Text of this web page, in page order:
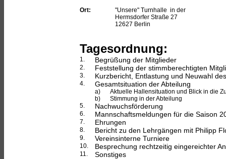
Ort:
"Unsere" Turnhalle in der
Hermsdorfer Straße 27
12627 Berlin
Tagesordnung:
1. Begrüßung der Mitglieder
2. Feststellung der stimmberechtigten
3. Kurzbericht, Entlastung und Neuwahl
4. Gesamtsituation der Abteilung
a)
Aktuelle Hallensituation und Blick in die
b)
Stimmung in der Abteilung
5.
Nachwuchsförderung
6. Mannschaftsmeldungen für die Saison
7. Ehrungen
8. Bericht zu den Lehrgängen mit Philipp
9. Vereinsinterne Turniere
10. Besprechung rechtzeitig eingereichter
11. Sonstiges